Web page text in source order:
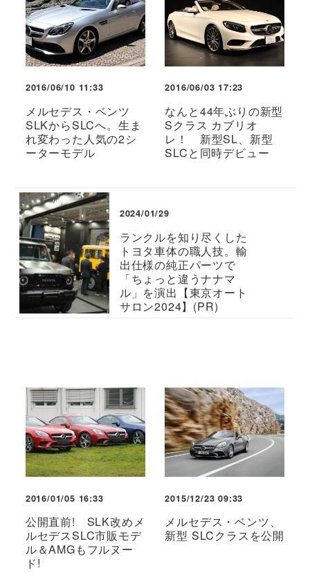
2016/06/10 11:33
メルセデス・ベンツ
SLKからSLCへ。生ま
れ変わった人気の2シ
ーターモデル
2016/06/03 17:23
なんと44年ぶりの新型
Sクラス カブリオ
レ！ 新型SL、新型
SLCと同時デビュー
2024/01/29
ランクルを知り尽くした
トヨタ車体の職人技。輸
出仕様の純正パーツで
「ちょっと違うナナマ
ル」を演出【東京オート
サロン2024】(PR)
2016/01/05 16:33
公開直前! SLK改めメ
ルセデスSLC市販モデ
ル＆AMGもフルヌー
ド!
2015/12/23 09:33
メルセデス・ベンツ、
新型 SLCクラスを公開